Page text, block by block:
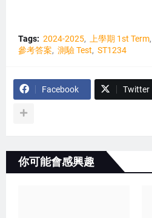
Tags: 2024-2025 上學期 1st Term
參考答案
測驗 Test ST1234
Facebook Twitter
你可能會感興趣